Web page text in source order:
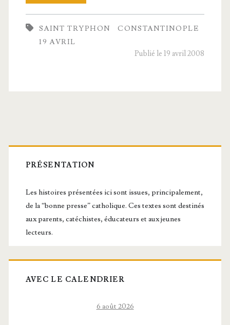
Try­
phon,
SAINT TRYPHON
CONSTANTINOPLE
19 AVRIL
Publié le 19 avril 2008
Barre
latérale
principale
PRÉSENTATION
Les histoires présentées ici sont issues, principalement,
de la “bonne presse” catholique. Ces textes sont destinés
aux parents, catéchistes, éducateurs et aux jeunes
lecteurs.
AVEC LE CALENDRIER
6 août 2026